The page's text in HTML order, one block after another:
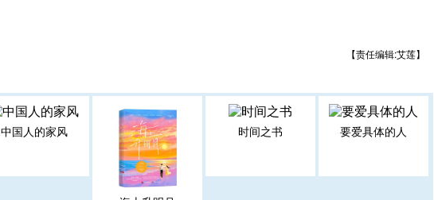
【责任编辑:艾莲】
中国人的家风 时间之书 要爱具体的人